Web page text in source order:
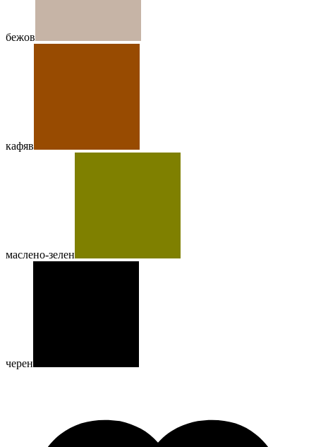
бежов
кафяв
маслено-зелен
черен